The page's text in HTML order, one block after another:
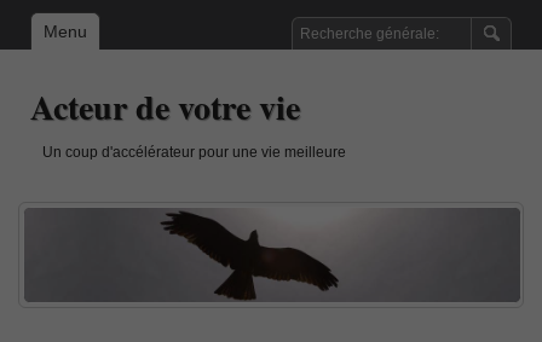
Menu
Acteur de votre vie
Un coup d'accélérateur pour une vie meilleure